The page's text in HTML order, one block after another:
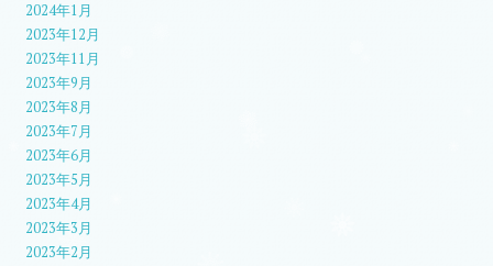
2024年1月
2023年12月
2023年11月
2023年9月
2023年8月
2023年7月
2023年6月
2023年5月
2023年4月
2023年3月
2023年2月